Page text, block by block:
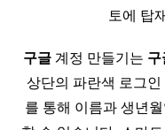
토에 탑
구글계정 만들기는
상단의 파란색 로그
를 통해 이름과 생년